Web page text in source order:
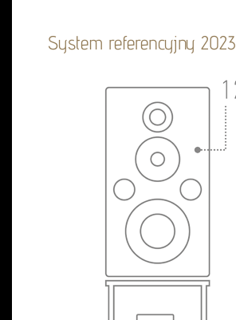
System referencyjny 2023